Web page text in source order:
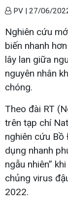
PV | 27/06/
Nghiên cứu
biến nhanh
lây lan giữa
nguyên nhân
chóng.
Theo đài RT
trên tạp chí
nghiên cứu Bồ
dụng nhanh
ngẫu nhiên”
chủng virus
2022.